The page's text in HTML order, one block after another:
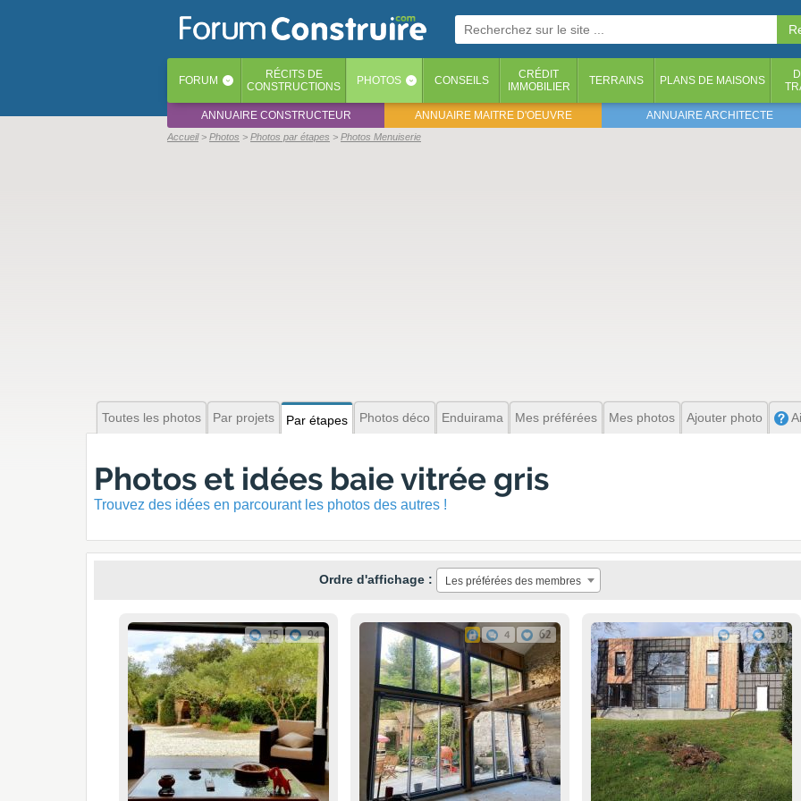
FORUM ‹ RÉCITS DE
CONSTRUCTIONS
PHOTOS ‹ CONSEILS
CRÉDIT
IMMOBILIER
TERRAINS PLANS DE MAISONS
ANNUAIRE CONSTRUCTEUR ANNUAIRE MAITRE D'OEUVRE ANNUAIRE ARCHITECTE
Accueil Photos Photos par étapes Photos Menuiserie
Toutes les photos Par projets Par étapes Photos déco Enduirama Mes préférées Mes photos Ajouter photo
Photos et idées baie vitrée gris
Trouvez des idées en parcourant les photos des autres !
Ordre d'affichage : Les préférées des membres
15 94 4 62 3 38